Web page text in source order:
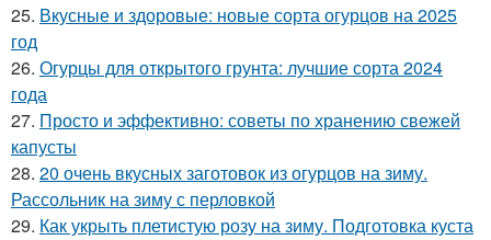
25. Вкусные и здоровые: новые сорта огурцов на 2025
год
26. Огурцы для открытого грунта: лучшие сорта 2024
года
27. Просто и эффективно: советы по хранению свежей
капусты
28. 20 очень вкусных заготовок из огурцов на зиму.
Рассольник на зиму с перловкой
29. Как укрыть плетистую розу на зиму. Подготовка куста